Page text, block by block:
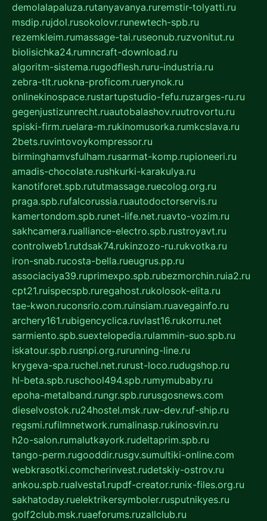
demolalapaluza.rutanyavanya.ruremstir-tolyatti.ru
msdip.rujdol.rusokolovr.runewtech-spb.ru
rezemkleim.rumassage-tai.ruseonub.ruzvonitut.ru
biolisichka24.rumncraft-download.ru
algoritm-sistema.rugodflesh.ruru-industria.ru
zebra-tlt.ruokna-proficom.ruerynok.ru
onlinekinospace.rustartupstudio-fefu.ruzarges-ru.ru
gegenjustizunrecht.ruautobalashov.ruutrovortu.ru
spiski-firm.ruelara-m.rukinomusorka.rumkcslava.ru
2bets.ruvintovoykompressor.ru
birminghamvsfulham.rusarmat-komp.rupioneeri.ru
amadis-chocolate.rushkurki-karakulya.ru
kanotiforet.spb.rututmassage.ruecolog.org.ru
praga.spb.rufalcorussia.ruautodoctorservis.ru
kamertondom.spb.runet-life.net.ruavto-vozim.ru
sakhcamera.rualliance-electro.spb.rustroyavt.ru
controlweb1.rutdsak74.rukinzozo-ru.rukvotka.ru
iron-snab.rucosta-bella.rueugrus.pp.ru
associaciya39.ruprimexpo.spb.rubezmorchin.ruia2.ru
cpt21.ruispecspb.ruregahost.rukolosok-elita.ru
tae-kwon.ruconsrio.com.ruinsiam.ruavegainfo.ru
archery161.rubigencyclica.ruvlast16.rukorru.net
sarmiento.spb.suextelopedia.rulammin-suo.spb.ru
iskatour.spb.rusnpi.org.rurunning-line.ru
krygeva-spa.ruchel.net.rurust-loco.rudugshop.ru
hl-beta.spb.ruschool494.spb.rumymubaby.ru
epoha-metalband.rungr.spb.rurusgosnews.com
dieselvostok.ru24hostel.msk.ruw-dev.ruf-ship.ru
regsmi.rufilmnetwork.rumalinasp.rukinosvin.ru
h2o-salon.rumalutkayork.rudeltaprim.spb.ru
tango-perm.rugooddir.rusgv.sumultiki-online.com
webkrasotki.comcherinvest.rudetskiy-ostrov.ru
ankou.spb.rualvesta1.rupdf-creator.runix-files.org.ru
sakhatoday.ruelektrikersymboler.rusputnikyes.ru
golf2club.msk.ruaeforums.ruzallclub.ru